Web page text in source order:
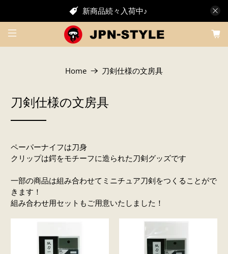
新商品続々入荷中♪
Home 刀剣仕様の文房具
刀剣仕様の文房具
ペーパーナイフは刀身
クリップは鍔をモチーフに造られた刀剣グッズです
一部の商品は組み合わせてミニチュア刀剣をつくることがで
きます！
組み合わせ用セットもご用意いたしました！